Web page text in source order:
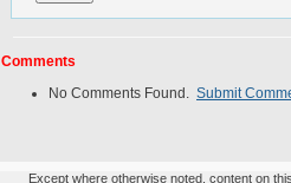
Comments
No Comments Found. Submit
Except where otherwise noted, content on